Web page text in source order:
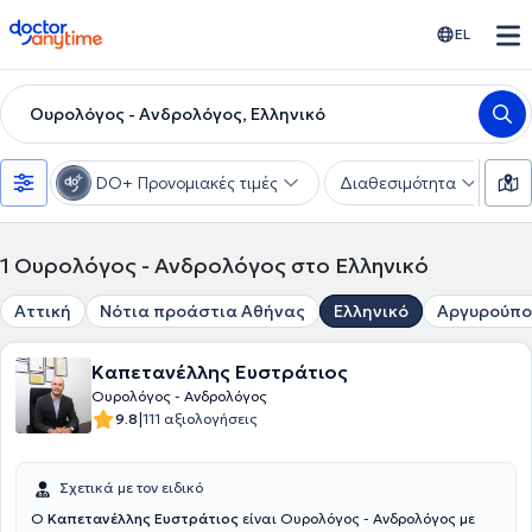
doctoranytime EL
Ουρολόγος - Ανδρολόγος, Ελληνικό
DO+ Προνομιακές τιμές Διαθεσιμότητα
1 Ουρολόγος - Ανδρολόγος στο Ελληνικό
Αττική Νότια προάστια Αθήνας Ελληνικό
Καπετανέλλης Ευστράτιος
Ουρολόγος - Ανδρολόγος
9.8|111 αξιολογήσεις
Σχετικά με τον ειδικό
Ο Καπετανέλλης Ευστράτιος είναι Ουρολόγος - Ανδρολόγος με